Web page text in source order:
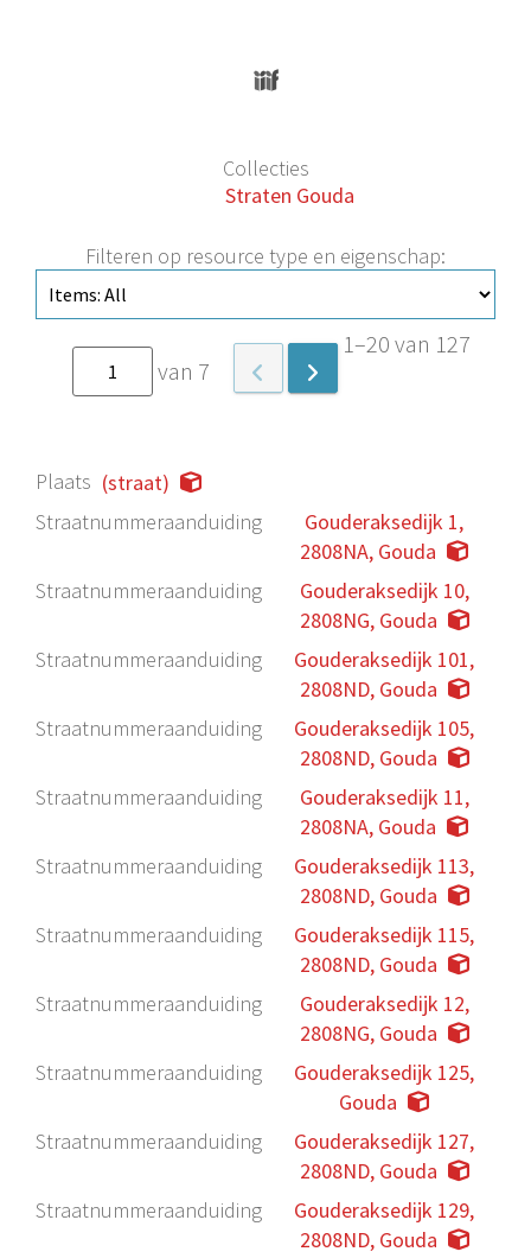
Collecties
Straten Gouda
Filteren op resource type en eigenschap:
van 7
1–20 van 127
Plaats (straat)
Straatnummeraanduiding
Gouderaksedijk 1,
2808NA, Gouda
Straatnummeraanduiding
Gouderaksedijk 10,
2808NG, Gouda
Straatnummeraanduiding
Gouderaksedijk 101,
2808ND, Gouda
Straatnummeraanduiding
Gouderaksedijk 105,
2808ND, Gouda
Straatnummeraanduiding
Gouderaksedijk 11,
2808NA, Gouda
Straatnummeraanduiding
Gouderaksedijk 113,
2808ND, Gouda
Straatnummeraanduiding
Gouderaksedijk 115,
2808ND, Gouda
Straatnummeraanduiding
Gouderaksedijk 12,
2808NG, Gouda
Straatnummeraanduiding
Gouderaksedijk 125,
Gouda
Straatnummeraanduiding
Gouderaksedijk 127,
2808ND, Gouda
Straatnummeraanduiding
Gouderaksedijk 129,
2808ND, Gouda